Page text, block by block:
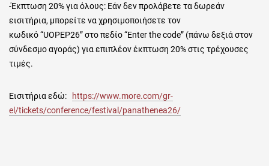
-Έκπτωση 20% για όλους: Εάν δεν προλάβετε τα δωρεάν
εισιτήρια, μπορείτε να χρησιμοποιήσετε τον
κωδικό “UOPEP26” στο πεδίο “Enter the code” (πάνω δεξιά στον
σύνδεσμο αγοράς) για επιπλέον έκπτωση 20% στις τρέχουσες
τιμές.
Εισιτήρια εδώ:
https://www.more.com/gr-
el/tickets/conference/festival/panathenea26/